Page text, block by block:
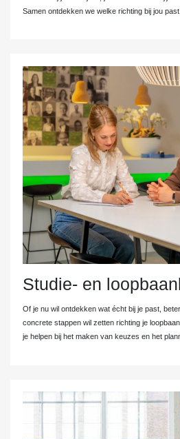
Samen ontdekken we welke richting bij jou past.
Studie- en
Of je nu wil ontdekken wat écht bij je past,
concrete stappen wil zetten richting je
je helpen bij het maken van keuzes en het